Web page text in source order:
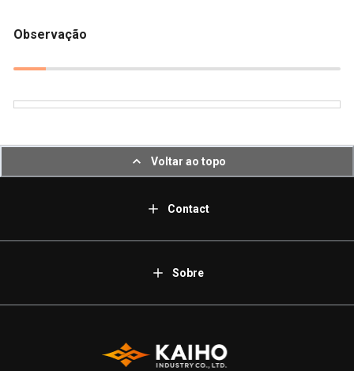
Observação
Voltar ao topo
Contact
Sobre